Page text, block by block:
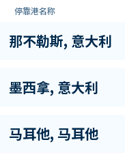
停靠港名称
那不勒斯, 意大利
墨西拿, 意大利
马耳他, 马耳他